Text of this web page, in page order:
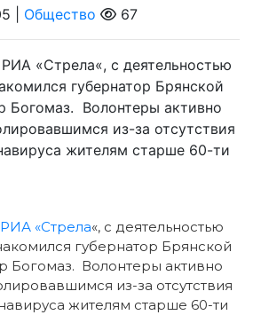
| Общество 67
«Стрела«, с деятельностью
губернатор Брянской
Богомаз. Волонтеры активно
из-за отсутствия
жителям старше 60-ти
РИА «Стрела«, с деятельностью
губернатор Брянской
Богомаз. Волонтеры активно
из-за отсутствия
жителям старше 60-ти